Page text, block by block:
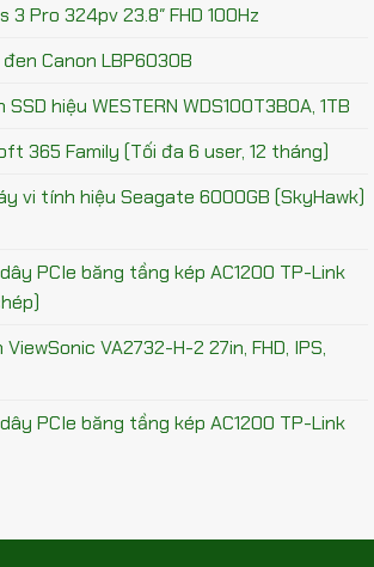
3 Pro 324pv 23.8″ FHD 100Hz
Canon LBP6030B
hiệu WESTERN WDS100T3B0A, 1TB
365 Family (Tối đa 6 user, 12 tháng)
vi tính hiệu Seagate 6000GB (SkyHawk)
PCIe băng tầng kép AC1200 TP-Link
VA2732-H-2 27in, FHD, IPS,
PCIe băng tầng kép AC1200 TP-Link